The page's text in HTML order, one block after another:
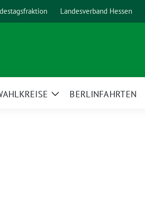
Landesverband Hessen
ZeigeBERLINFAHRTEN